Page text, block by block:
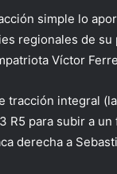
simple lo
regionales de
Víctor
tracción integral
R5 para subir a
derecha a